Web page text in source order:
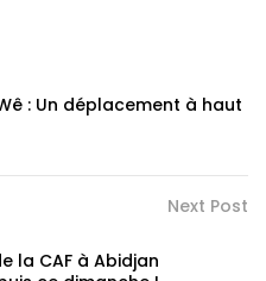
: Un déplacement à haut
Next Post
la CAF à Abidjan